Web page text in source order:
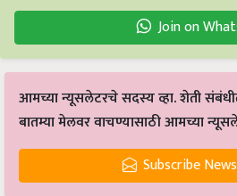
Join on
आमच्या न्यूसलेटरचे सदस्य व्हा. शेती
बातम्या मेलवर वाचण्यासाठी आमच्या
Subscribe